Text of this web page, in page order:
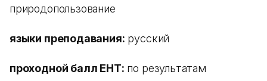
природопользование
языки преподавания: русский
проходной балл ЕНТ: по результатам